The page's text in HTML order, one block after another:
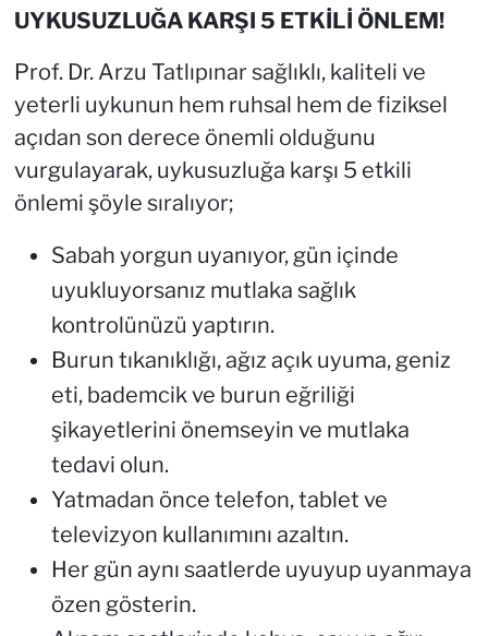
UYKUSUZLUĞA KARŞI 5 ETKİLİ ÖNLEM!
Prof. Dr. Arzu Tatlıpınar sağlıklı, kaliteli ve
yeterli uykunun hem ruhsal hem de fiziksel
açıdan son derece önemli olduğunu
vurgulayarak, uykusuzluğa karşı 5 etkili
önlemi şöyle sıralıyor;
Sabah yorgun uyanıyor, gün içinde
uyukluyorsanız mutlaka sağlık
kontrolünüzü yaptırın.
Burun tıkanıklığı, ağız açık uyuma, geniz
eti, bademcik ve burun eğriliği
şikayetlerini önemseyin ve mutlaka
tedavi olun.
Yatmadan önce telefon, tablet ve
televizyon kullanımını azaltın.
Her gün aynı saatlerde uyuyup uyanmaya
özen gösterin.